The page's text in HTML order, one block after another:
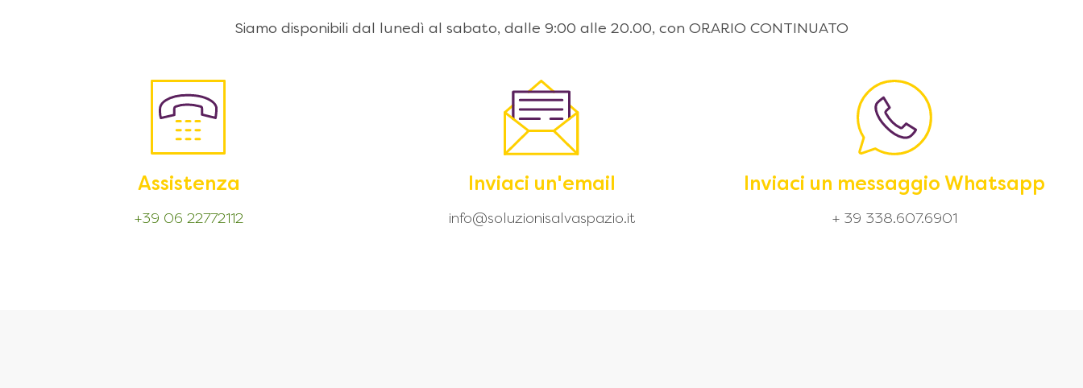
Siamo disponibili dal lunedì al sabato, dalle 9:00 alle 20.00, con ORARIO CONTINUATO
Assistenza
+39 06 22772112
Inviaci un'email
info@soluzionisalvaspazio.it
Inviaci un messaggio Whatsapp
+ 39 338.607.6901